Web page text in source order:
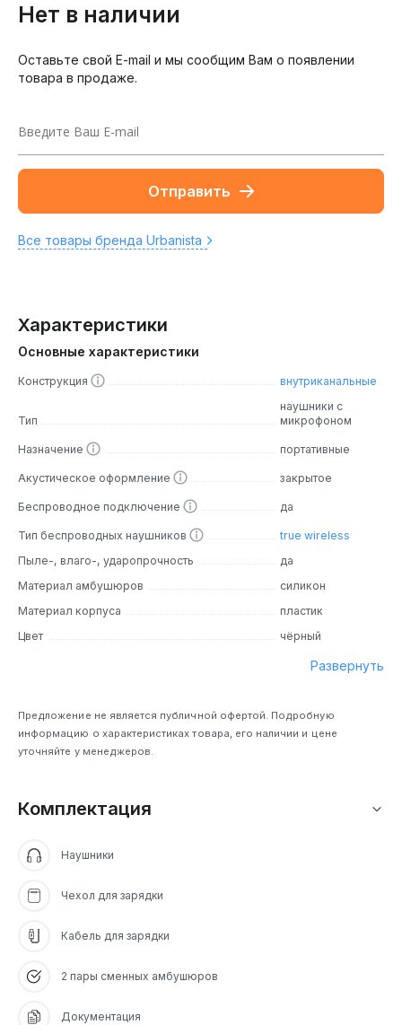
Нет в наличии
Оставьте свой E-mail и мы сообщим Вам о появлении
товара в продаже.
Отправить
Все товары бренда Urbanista
Характеристики
Основные характеристики
Конструкция внутриканальные
Тип
наушники с
микрофоном
Назначение портативные
Акустическое оформление закрытое
Беспроводное подключение да
Тип беспроводных наушников
true wireless
Пыле-, влаго-, ударопрочность
да
Материал амбушюров
силикон
Материал корпуса
пластик
Цвет
чёрный
Развернуть
Предложение не является публичной офертой. Подробную
информацию о характеристиках товара, его наличии и цене
уточняйте у менеджеров.
Комплектация
Наушники
Чехол для зарядки
Кабель для зарядки
2 пары сменных амбушюров
Документация